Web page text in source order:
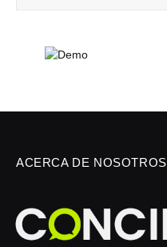
ACERCA DE NOSOTROS